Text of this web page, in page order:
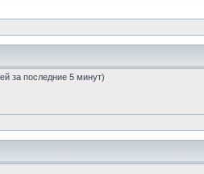
за последние 5 минут)